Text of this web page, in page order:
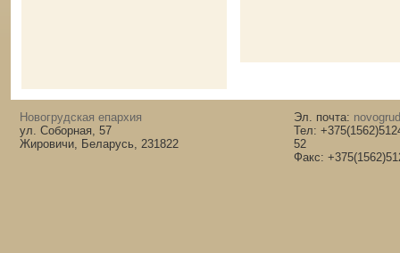
Новогрудская епархия
ул. Соборная, 57
Жировичи, Беларусь, 231822
Эл. почта:
Тел:
52
Факс: